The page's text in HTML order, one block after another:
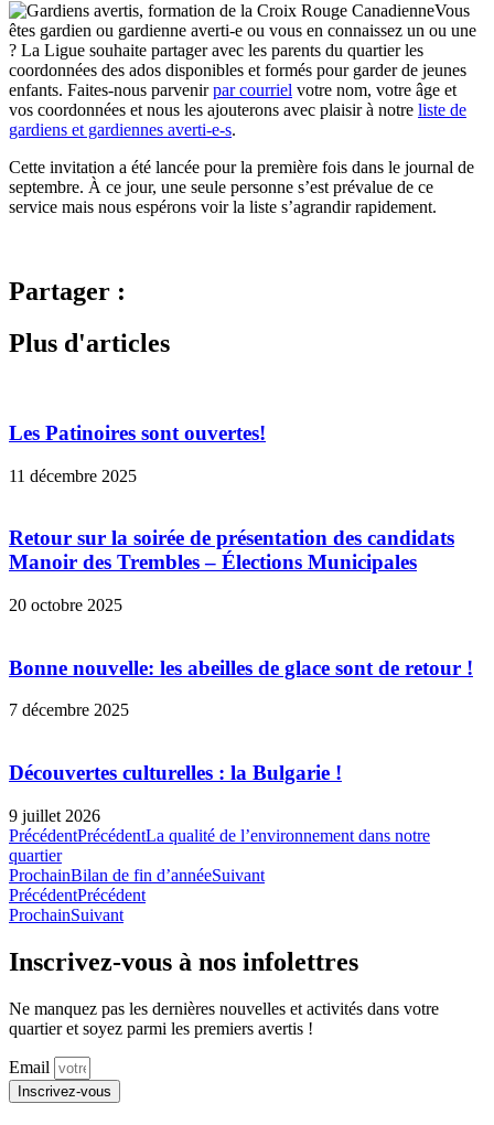
Vous
êtes gardien ou gardienne averti-e ou vous en connaissez un ou une
? La Ligue souhaite partager avec les parents du quartier les
coordonnées des ados disponibles et formés pour garder de jeunes
enfants. Faites-nous parvenirpar courriel votre nom, votre âge et
vos coordonnées et nous les ajouterons avec plaisir à notre liste de
gardiens et gardiennes averti-e-s.
Cette invitation a été lancée pour la première fois dans le journal de
septembre. À ce jour, une seule personne s’est prévalue de ce
service mais nous espérons voir la liste s’agrandir rapidement.
Partager :
Plus d'articles
Les Patinoires sont ouvertes!
11 décembre 2025
Retour sur la soirée de présentation des candidats
Manoir des Trembles – Élections Municipales
20 octobre 2025
Bonne nouvelle: les abeilles de glace sont de retour !
7 décembre 2025
Découvertes culturelles : la Bulgarie !
9 juillet 2026
PrécédentPrécédentLa qualité de l’environnement dans notre
quartier
ProchainBilan de fin d’annéeSuivant
PrécédentPrécédent
ProchainSuivant
Inscrivez-vous à nos infolettres
Ne manquez pas les dernières nouvelles et activités dans votre
quartier et soyez parmi les premiers avertis !
Email
Inscrivez-vous